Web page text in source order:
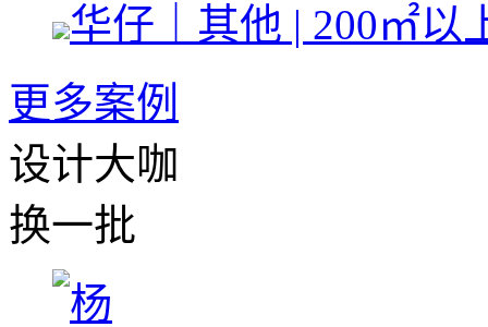
华仔｜其他 | 200㎡以
更多案例
设计大咖
换一批